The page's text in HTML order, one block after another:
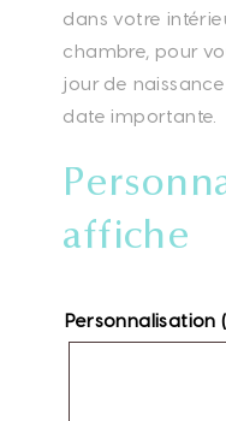
dans votre
chambre, pour
jour de
date importante.
affiche
Personnalisation